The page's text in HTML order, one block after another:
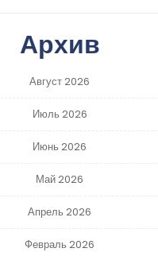
Архив
Август 2026
Июль 2026
Июнь 2026
Май 2026
Апрель 2026
Февраль 2026